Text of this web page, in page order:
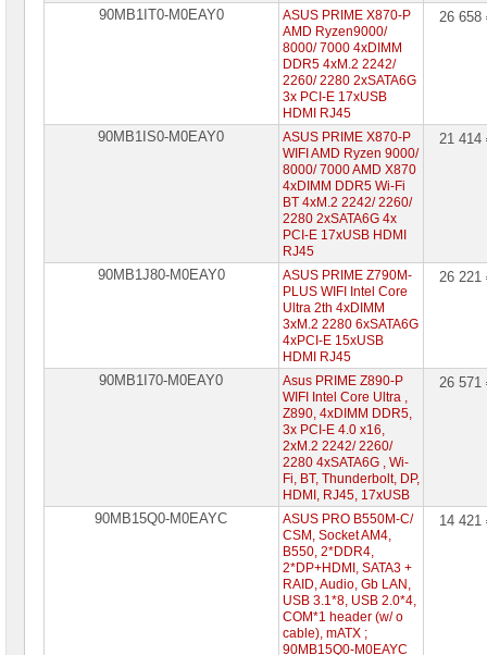
90MB1IT0-M0EAY0
ASUS PRIME X870-P
AMD Ryzen9000/
8000/ 7000 4xDIMM
DDR5 4xM.2 2242/
2260/ 2280 2xSATA6G
3x PCI-E 17xUSB
HDMI RJ45
26
90MB1IS0-M0EAY0
ASUS PRIME X870-P
WIFI AMD Ryzen 9000/
8000/ 7000 AMD X870
4xDIMM DDR5 Wi-Fi
BT 4xM.2 2242/ 2260/
2280 2xSATA6G 4x
PCI-E 17xUSB HDMI
RJ45
21
90MB1J80-M0EAY0
ASUS PRIME Z790M-
PLUS WIFI Intel Core
Ultra 2th 4xDIMM
3xM.2 2280 6xSATA6G
4xPCI-E 15xUSB
HDMI RJ45
26
90MB1I70-M0EAY0
Asus PRIME Z890-P
WIFI Intel Core Ultra ,
Z890, 4xDIMM DDR5,
3x PCI-E 4.0 x16,
2xM.2 2242/ 2260/
2280 4xSATA6G , Wi-
Fi, BT, Thunderbolt, DP,
HDMI, RJ45, 17xUSB
26
90MB15Q0-M0EAYC
ASUS PRO B550M-C/
CSM, Socket AM4,
B550, 2*DDR4,
2*DP+HDMI, SATA3 +
RAID, Audio, Gb LAN,
USB 3.1*8, USB 2.0*4,
COM*1 header (w/ o
cable), mATX ;
90MB15Q0-M0EAYC
14